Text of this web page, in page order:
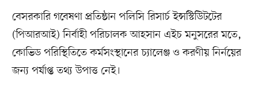
বেসরকারি গবেষণা প্রতিষ্ঠান পলিসি রিসার্চ ইন্সস্টিউিটটের
(পিআরআই) নির্বাহী পরিচালক আহসান এইচ মনুসরের মতে,
কোভিড পরিস্থিতিতে কর্মসংস্থানের চ্যালেঞ্জ ও করণীয় নির্নয়ের
জন্য পর্যাপ্ত তথ্য উপাত্ত নেই।